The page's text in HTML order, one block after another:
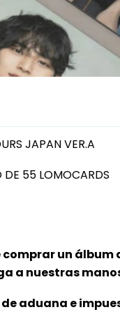
JAPAN VER.A
55 LOMOCARDS
un
a nuestras
aduana e